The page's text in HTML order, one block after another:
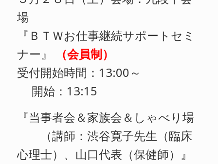
場
『ＢＴＷお仕事継続サポートセミ
ナー』
（会員制）
受付開始時間：13:00～
開始：13:15
『当事者会＆家族会＆しゃべり場
（講師：渋谷寛子先生（臨床
心理士）、山口代表（保健師）』